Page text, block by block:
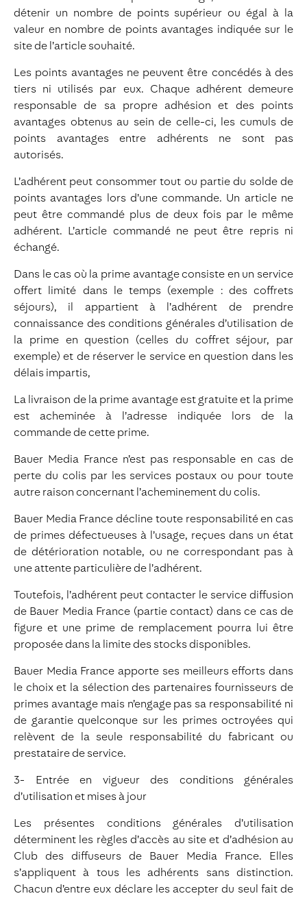
détenir un nombre de points supérieur ou égal à la
valeur en nombre de points avantages indiquée sur le
site de l’article souhaité.
Les points avantages ne peuvent être concédés à des
tiers ni utilisés par eux. Chaque adhérent demeure
responsable de sa propre adhésion et des points
avantages obtenus au sein de celle-ci, les cumuls de
points avantages entre adhérents ne sont pas
autorisés.
L’adhérent peut consommer tout ou partie du solde de
points avantages lors d’une commande. Un article ne
peut être commandé plus de deux fois par le même
adhérent. L’article commandé ne peut être repris ni
échangé.
Dans le cas où la prime avantage consiste en un service
offert limité dans le temps (exemple : des coffrets
séjours), il appartient à l’adhérent de prendre
connaissance des conditions générales d’utilisation de
la prime en question (celles du coffret séjour, par
exemple) et de réserver le service en question dans les
délais impartis,
La livraison de la prime avantage est gratuite et la prime
est acheminée à l’adresse indiquée lors de la
commande de cette prime.
Bauer Media France n’est pas responsable en cas de
perte du colis par les services postaux ou pour toute
autre raison concernant l’acheminement du colis.
Bauer Media France décline toute responsabilité en cas
de primes défectueuses à l’usage, reçues dans un état
de détérioration notable, ou ne correspondant pas à
une attente particulière de l’adhérent.
Toutefois, l’adhérent peut contacter le service diffusion
de Bauer Media France (partie contact) dans ce cas de
figure et une prime de remplacement pourra lui être
proposée dans la limite des stocks disponibles.
Bauer Media France apporte ses meilleurs efforts dans
le choix et la sélection des partenaires fournisseurs de
primes avantage mais n’engage pas sa responsabilité ni
de garantie quelconque sur les primes octroyées qui
relèvent de la seule responsabilité du fabricant ou
prestataire de service.
3- Entrée en vigueur des conditions générales
d’utilisation et mises à jour
Les présentes conditions générales d’utilisation
déterminent les règles d’accès au site et d’adhésion au
Club des diffuseurs de Bauer Media France. Elles
s’appliquent à tous les adhérents sans distinction.
Chacun d’entre eux déclare les accepter du seul fait de